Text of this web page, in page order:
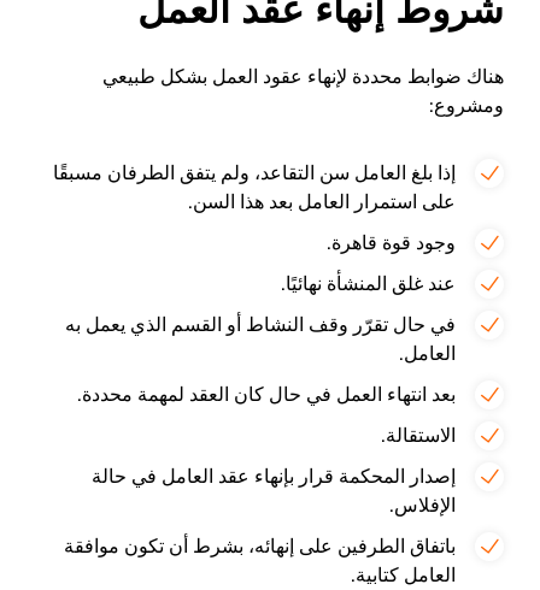
هناك ضوابط محددة لإنهاء عقود العمل بشكل طبيعي
ومشروع:
إذا بلغ العامل سن التقاعد، ولم يتفق الطرفان مسبقًا
على استمرار العامل بعد هذا السن.
وجود قوة قاهرة.
عند غلق المنشأة نهائيًا.
في حال تقرّر وقف النشاط أو القسم الذي يعمل به
العامل.
بعد انتهاء العمل في حال كان العقد لمهمة محددة.
الاستقالة.
إصدار المحكمة قرار بإنهاء عقد العامل في حالة
الإفلاس.
باتفاق الطرفين على إنهائه، بشرط أن تكون موافقة
العامل كتابية.